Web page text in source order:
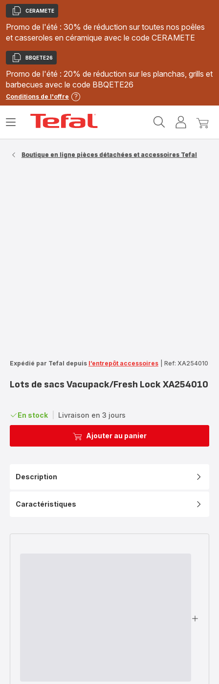
Copier
CERAMETE
Promo de l'été : 30% de réduction sur toutes nos poêles
et casseroles en céramique avec le code CERAMETE
Copier
BBQETE26
Promo de l'été : 20% de réduction sur les planchas, grills et
barbecues avec le code BBQETE26
Conditions de l'offre
MonMon
Ouvrir
Boutique en ligne pièces détachées et accessoires Tefal
Expédié par Tefal depuis l’entrepôt accessoires Ref: XA254010
Lots de sacs Vacupack/Fresh Lock XA254010
En stock Livraison en 3 jours
Ajouter au panier
Description
Caractéristiques